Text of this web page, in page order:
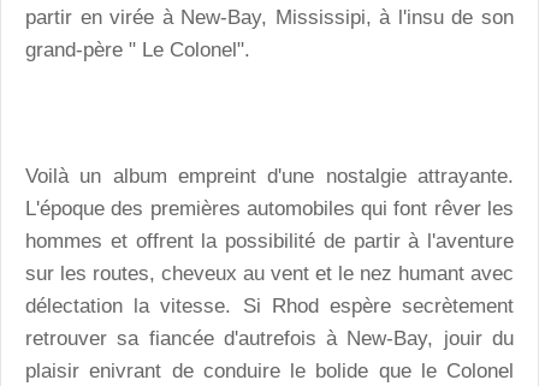
partir en virée à New-Bay, Mississipi, à l'insu de son
grand-père " Le Colonel".
Voilà un album empreint d'une nostalgie attrayante.
L'époque des premières automobiles qui font rêver les
hommes et offrent la possibilité de partir à l'aventure
sur les routes, cheveux au vent et le nez humant avec
délectation la vitesse. Si Rhod espère secrètement
retrouver sa fiancée d'autrefois à New-Bay, jouir du
plaisir enivrant de conduire le bolide que le Colonel